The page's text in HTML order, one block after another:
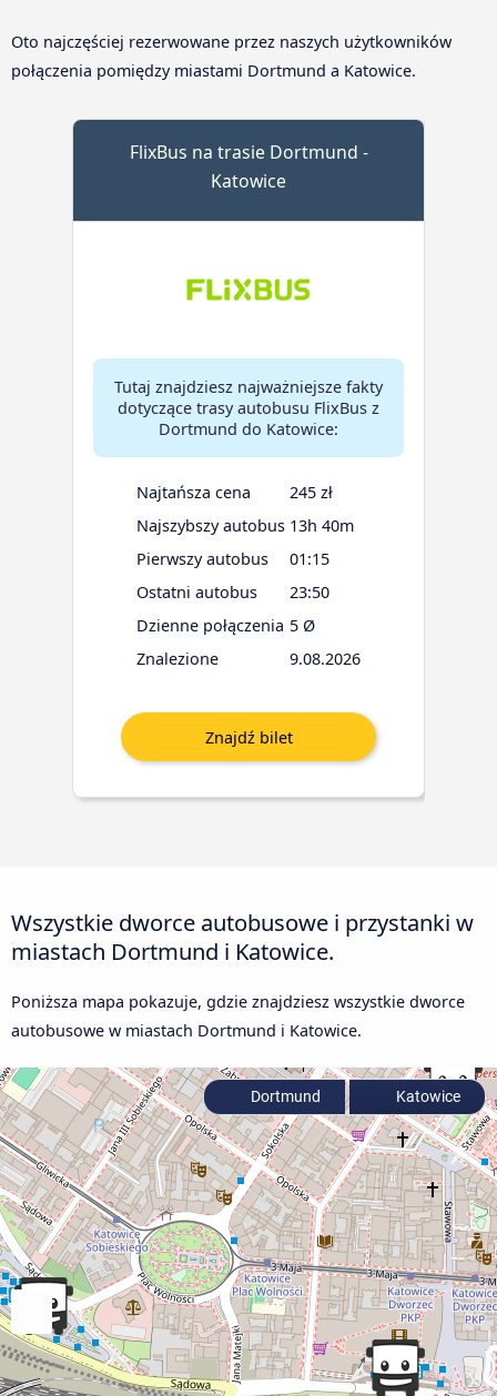
Oto najczęściej rezerwowane przez naszych użytkowników
połączenia pomiędzy miastami Dortmund a Katowice.
FlixBus na trasie Dortmund -
Katowice
Tutaj znajdziesz najważniejsze fakty
dotyczące trasy autobusu FlixBus z
Dortmund do Katowice:
Najtańsza cena
245 zł
Najszybszy autobus 13h 40m
Pierwszy autobus
01:15
Ostatni autobus
23:50
Dzienne połączenia 5 Ø
Znalezione
9.08.2026
Wszystkie dworce autobusowe i przystanki w
miastach Dortmund i Katowice.
Poniższa mapa pokazuje, gdzie znajdziesz wszystkie dworce
autobusowe w miastach Dortmund i Katowice.
Dortmund Katowice